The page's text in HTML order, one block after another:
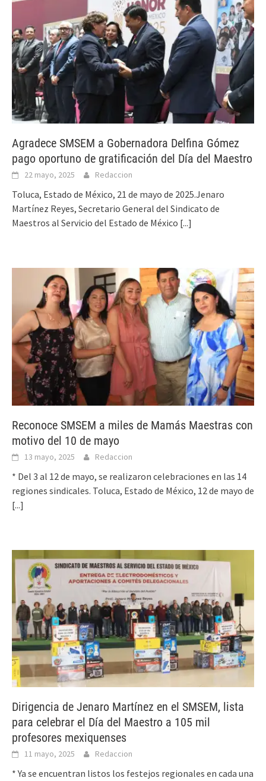
Agradece SMSEM a Gobernadora Delfina Gómez
pago oportuno de gratificación del Día del Maestro
22 mayo, 2025 Redaccion
Toluca, Estado de México, 21 de mayo de 2025.Jenaro
Martínez Reyes, Secretario General del Sindicato de
Maestros al Servicio del Estado de México [...]
Reconoce SMSEM a miles de Mamás Maestras con
motivo del 10 de mayo
13 mayo, 2025 Redaccion
* Del 3 al 12 de mayo, se realizaron celebraciones en las 14
regiones sindicales. Toluca, Estado de México, 12 de mayo de
[...]
Dirigencia de Jenaro Martínez en el SMSEM, lista
para celebrar el Día del Maestro a 105 mil
profesores mexiquenses
11 mayo, 2025 Redaccion
* Ya se encuentran listos los festejos regionales en cada una